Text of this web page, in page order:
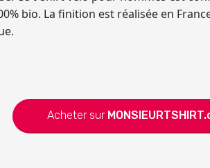
bio. La finition est réalisée en
Acheter sur